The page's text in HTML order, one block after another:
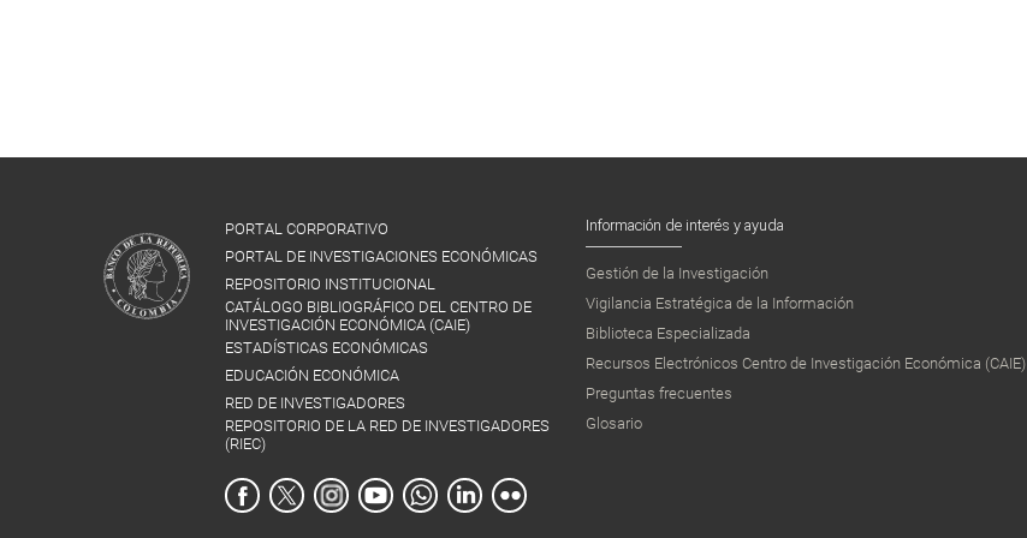
PORTAL CORPORATIVO
PORTAL DE INVESTIGACIONES ECONÓMICAS
REPOSITORIO INSTITUCIONAL
CATÁLOGO BIBLIOGRÁFICO DEL CENTRO DE
INVESTIGACIÓN ECONÓMICA (CAIE)
ESTADÍSTICAS ECONÓMICAS
EDUCACIÓN ECONÓMICA
RED DE INVESTIGADORES
REPOSITORIO DE LA RED DE INVESTIGADORES
(RIEC)
Información de interés y ayuda
Gestión de la Investigación
Vigilancia Estratégica de la Información
Biblioteca Especializada
Recursos Electrónicos Centro de Investigación Económica (CAIE)
Preguntas frecuentes
Glosario